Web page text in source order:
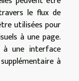
le flux de
utilisées pour
à une page.
à une interface
à